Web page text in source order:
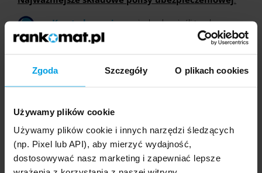
Zgoda Szczegóły O plikach cookies
Używamy plików cookie
Używamy plików cookie i innych narzędzi śledzących
(np. Pixel lub API), aby mierzyć wydajność,
dostosowywać nasz marketing i zapewniać lepsze
Koszty leczenia - niezbędne, jeśli trzeba
będzie skorzystać z usług takich jak: hospitalizacji,
zabiegów medycznych i specjalistycznych badań.
Transport do kraju
jeśli mowa o krajach afrykańskich. Koszty
medycznego transportu medycznego, w tym
przewozu karetką, mogą okazać się bardzo
wysokie, a ewentualny transport medyczny do